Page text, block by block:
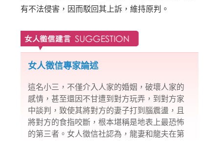
有不法侵害，因而駁回其上訴，維持原判。
女人徵信專家論述
這名小三，不僅介入人家的婚姻，破壞人家的
感情，甚至還因不甘遭到對方玩弄，到對方家
中談判，致使其將對方的妻子打到腦震盪，且
將對方的食指咬斷，根本堪稱是地表上最恐怖
的第三者。 女人徵信社認為，龍妻和龍夫在第